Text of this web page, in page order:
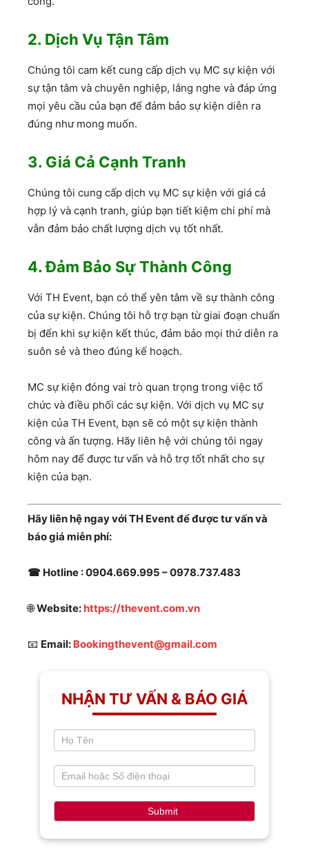
2. Dịch Vụ Tận Tâm
Chúng tôi cam kết cung cấp dịch vụ MC sự kiện với
sự tận tâm và chuyên nghiệp, lắng nghe và đáp ứng
mọi yêu cầu của bạn để đảm bảo sự kiện diễn ra
đúng như mong muốn.
3. Giá Cả Cạnh Tranh
Chúng tôi cung cấp dịch vụ MC sự kiện với giá cả
hợp lý và cạnh tranh, giúp bạn tiết kiệm chi phí mà
vẫn đảm bảo chất lượng dịch vụ tốt nhất.
4. Đảm Bảo Sự Thành Công
Với TH Event, bạn có thể yên tâm về sự thành công
của sự kiện. Chúng tôi hỗ trợ bạn từ giai đoạn chuẩn
bị đến khi sự kiện kết thúc, đảm bảo mọi thứ diễn ra
suôn sẻ và theo đúng kế hoạch.
MC sự kiện đóng vai trò quan trọng trong việc tổ
chức và điều phối các sự kiện. Với dịch vụ MC sự
kiện của TH Event, bạn sẽ có một sự kiện thành
công và ấn tượng. Hãy liên hệ với chúng tôi ngay
hôm nay để được tư vấn và hỗ trợ tốt nhất cho sự
kiện của bạn.
Hãy liên hệ ngay với TH Event để được tư vấn và
báo giá miễn phí:
☎ Hotline :0904.669.995 –0978.737.483
🌐Website: https://thevent.com.vn
📧 Email: Bookingthevent@gmail.com
Contact
are
human,
leave
this
field
blank.
NHẬN TƯ VẤN & BÁO GIÁ
Submit